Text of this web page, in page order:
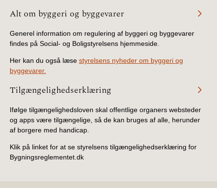
Alt om byggeri og byggevarer
Generel information om regulering af byggeri og byggevarer
findes på Social- og Boligstyrelsens hjemmeside.
Her kan du også læse styrelsens nyheder om byggeri og
byggevarer.
Tilgængelighedserklæring
Ifølge tilgængelighedsloven skal offentlige organers websteder
og apps være tilgængelige, så de kan bruges af alle, herunder
af borgere med handicap.
Klik på linket for at se styrelsens tilgængelighedserklæring for
Bygningsreglementet.dk